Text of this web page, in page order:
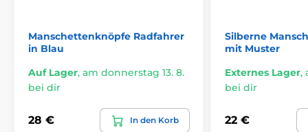
Manschettenknöpfe Radfahrer
in Blau
Auf Lager, am donnerstag 13. 8.
bei dir
28 € In den Korb
Silberne
mit Muster
Externes Lager,
bei dir
22 €